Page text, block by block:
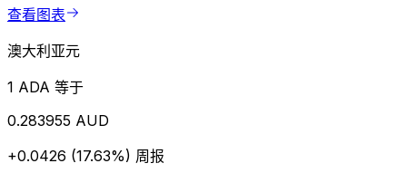
查看图表
澳大利亚元
1 ADA 等于
0.283955 AUD
+0.0426 (17.63%) 周报